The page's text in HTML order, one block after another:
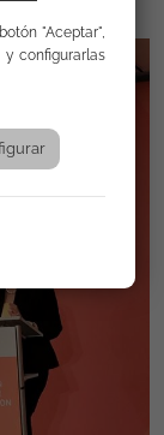
"Aceptar",
y configurarlas